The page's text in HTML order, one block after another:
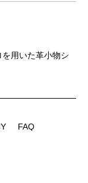
用いた革小物シ
FAQ